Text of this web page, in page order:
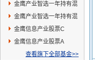
金鹰产业智选一年持有混
合A
金鹰产业智选一年持有混
合C
金鹰信息产业股票C
金鹰信息产业股票A
查看旗下全部基金>>